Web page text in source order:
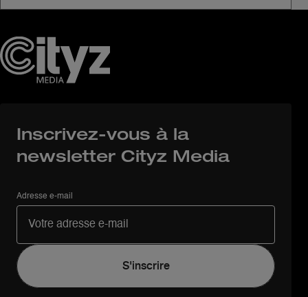
Inscrivez-vous à la
newsletter Cityz Media
Adresse e-mail